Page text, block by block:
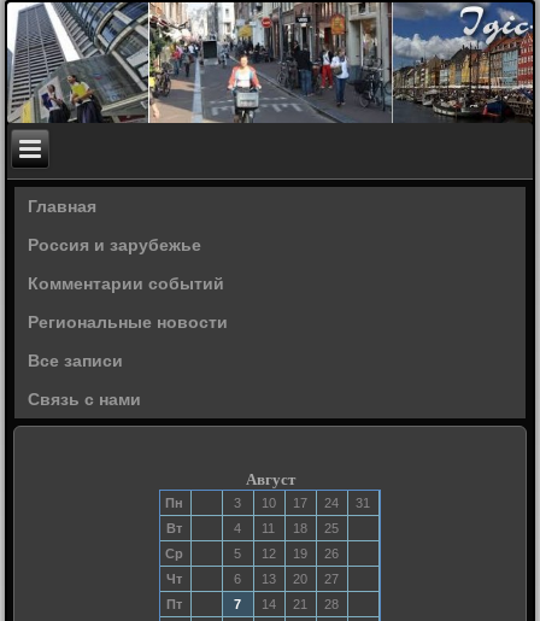
Главная
Россия и зарубежье
Комментарии событий
Региональные новости
Все записи
Связь с нами
Август
Пн 3 10 17 24
31
Вт
4 11 18
25
Ср
5 12 19
26
Чт
6 13 20
27
Пт
7 14 21
28